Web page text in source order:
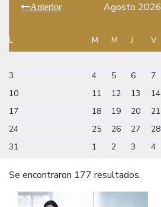
Anterior Agosto 2026
L M M J V
3
4 5 6 7
10
11 12 13 14
17
18 19 20 21
24
25 26 27 28
31
1 2 3 4
Se encontraron 177 resultados.